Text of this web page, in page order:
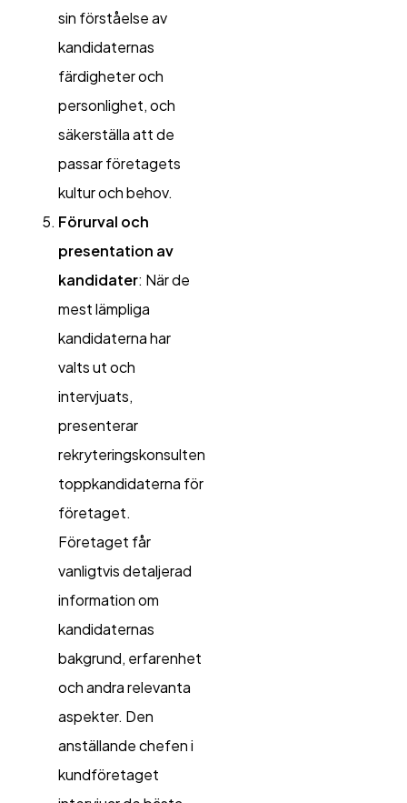
sin förståelse av
kandidaternas
färdigheter och
personlighet, och
säkerställa att de
passar företagets
kultur och behov.
Förurval och
presentation av
kandidater: När de
mest lämpliga
kandidaterna har
valts ut och
intervjuats,
presenterar
rekryteringskonsulten
toppkandidaterna för
företaget.
Företaget får
vanligtvis detaljerad
information om
kandidaternas
bakgrund, erfarenhet
och andra relevanta
aspekter. Den
anställande chefen i
kundföretaget